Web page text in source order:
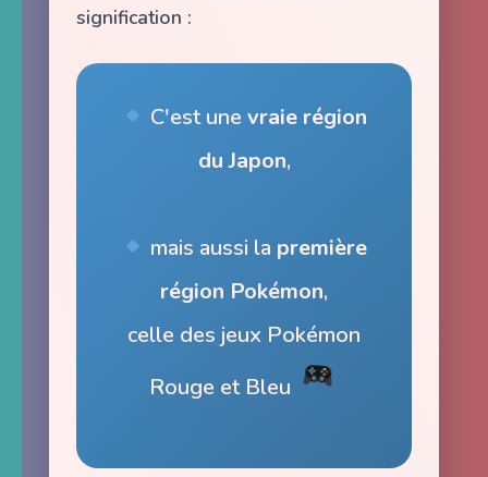
signification :
C'est unevraie région
du Japon,
mais aussi la première
région Pokémon,
celle des jeux Pokémon
Rouge et Bleu